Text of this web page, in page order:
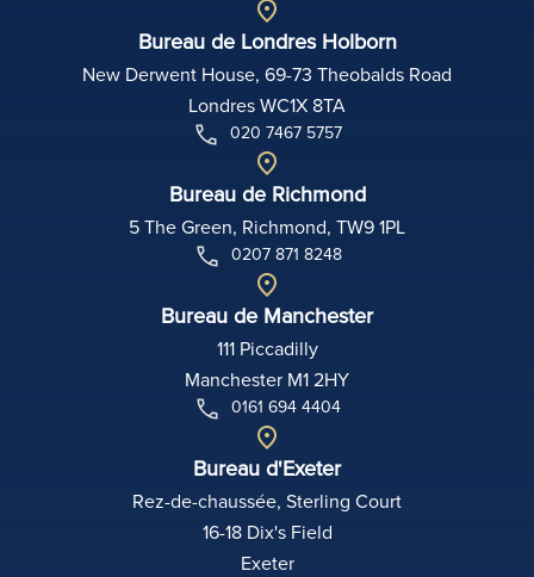
Bureau de Londres Holborn
New Derwent House, 69-73 Theobalds Road
Londres WC1X 8TA
020 7467 5757
Bureau de Richmond
5 The Green, Richmond, TW9 1PL
0207 871 8248
Bureau de Manchester
111 Piccadilly
Manchester M1 2HY
0161 694 4404
Bureau d'Exeter
Rez-de-chaussée, Sterling Court
16-18 Dix's Field
Exeter